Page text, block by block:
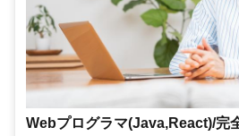
Webプログラマ(Java,React)/完